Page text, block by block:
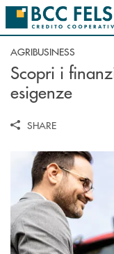
Salta al contenuto
AGRIBUSINESS
Scopri i
esigenze
SHARE